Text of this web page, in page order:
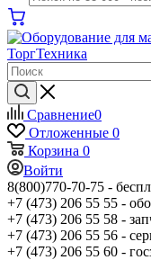
Сравнение0
Отложенные 0
Корзина 0
Войти
8(800)770-70-75 -
+7 (473) 206 55 55 -
+7 (473) 206 55 58 -
+7 (473) 206 55 56 -
+7 (473) 206 55 60 -